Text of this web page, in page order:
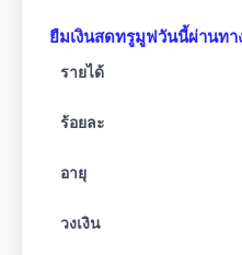
ยืมเงินสดทรูมูฟวันนี้ผ่านท
รายได้
ร้อยละ
อายุ
วงเงิน